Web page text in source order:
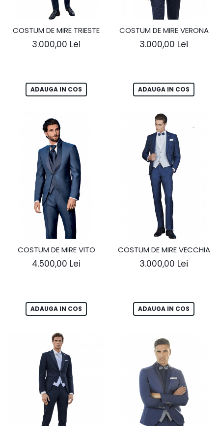
COSTUM DE MIRE TRIESTE
3.000,00 Lei
ADAUGA IN COS
COSTUM DE MIRE VERONA
3.000,00 Lei
ADAUGA IN COS
COSTUM DE MIRE VITO
4.500,00 Lei
ADAUGA IN COS
COSTUM DE MIRE VECCHIA
3.000,00 Lei
ADAUGA IN COS